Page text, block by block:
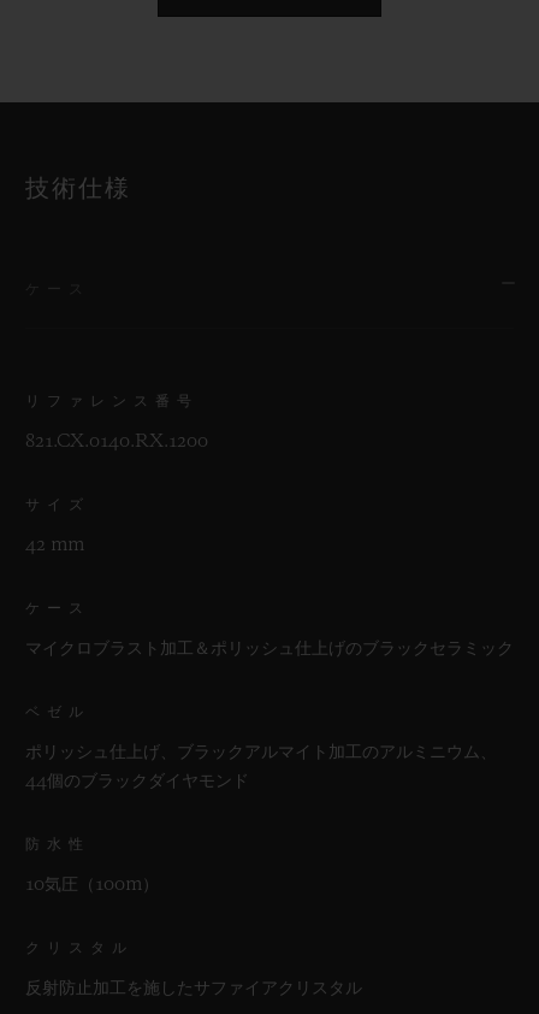
技術仕様
リファレンス番号
821.CX.0140.RX.1200
サイズ
42 mm
ケース
マイクロブラスト加工＆ポリッシュ仕上げのブラックセラミック
ベゼル
ポリッシュ仕上げ、ブラックアルマイト加工のアルミニウム、
44個のブラックダイヤモンド
防水性
10気圧（100m）
クリスタル
反射防止加工を施したサファイアクリスタル